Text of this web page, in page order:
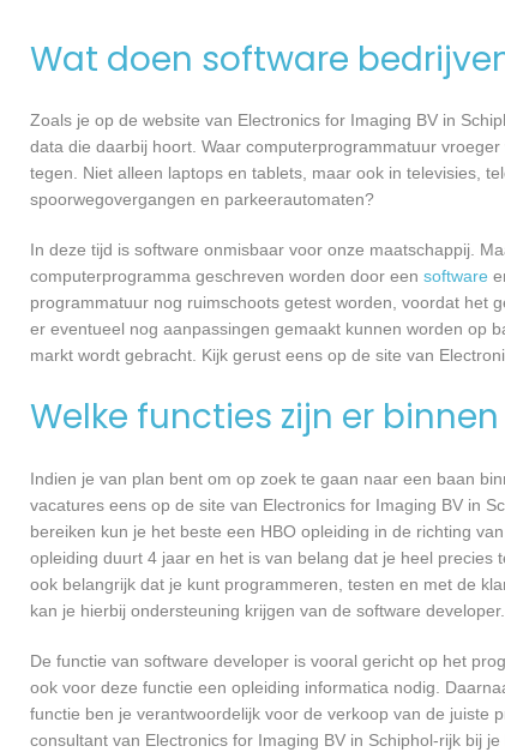
Wat doen software
Zoals je op de website van Electronics for Imaging BV in
data die daarbij hoort. Waar computerprogrammatuur
tegen. Niet alleen laptops en tablets, maar ook in televisies,
spoorwegovergangen en parkeerautomaten?
In deze tijd is software onmisbaar voor onze maatschappij.
computerprogramma geschreven worden door een software
programmatuur nog ruimschoots getest worden, voordat het
er eventueel nog aanpassingen gemaakt kunnen worden op
markt wordt gebracht. Kijk gerust eens op de site van
Welke functies zijn er
Indien je van plan bent om op zoek te gaan naar een baan
vacatures eens op de site van Electronics for Imaging BV in
bereiken kun je het beste een HBO opleiding in de richting
opleiding duurt 4 jaar en het is van belang dat je heel precies
ook belangrijk dat je kunt programmeren, testen en met de
kan je hierbij ondersteuning krijgen van de software developer.
De functie van software developer is vooral gericht op het
ook voor deze functie een opleiding informatica nodig.
functie ben je verantwoordelijk voor de verkoop van de juiste
consultant van Electronics for Imaging BV in Schiphol-rijk bij